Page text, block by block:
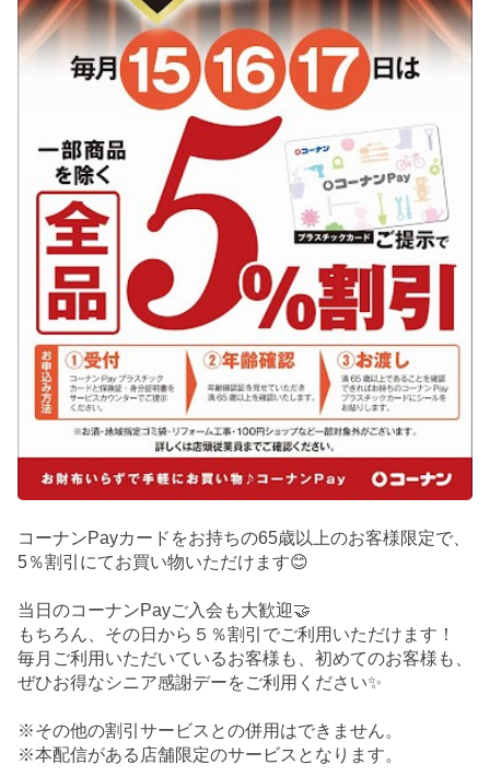
コーナンPayカードをお持ちの65歳以上のお客様限定で、
5％割引にてお買い物いただけます😊
当日のコーナンPayご入会も大歓迎🤝
もちろん、その日から５％割引でご利用いただけます！
毎月ご利用いただいているお客様も、初めてのお客様も、
ぜひお得なシニア感謝デーをご利用ください✨
※その他の割引サービスとの併用はできません。
※本配信がある店舗限定のサービスとなります。